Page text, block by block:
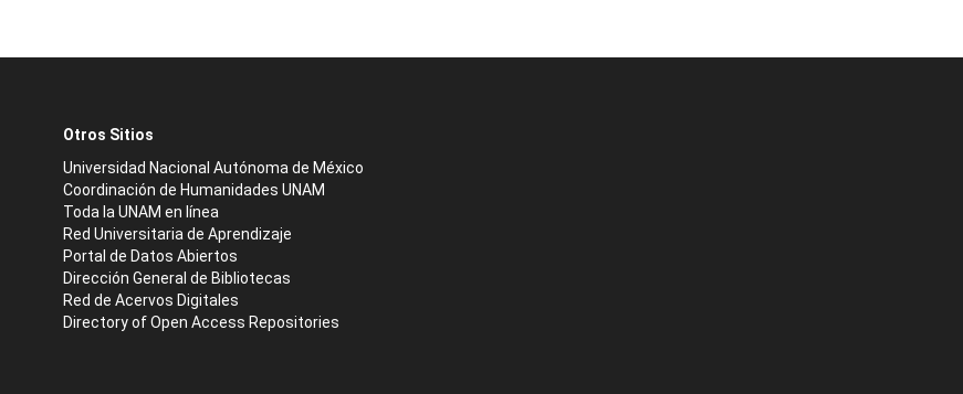
Otros Sitios
Universidad Nacional Autónoma de México
Coordinación de Humanidades UNAM
Toda la UNAM en línea
Red Universitaria de Aprendizaje
Portal de Datos Abiertos
Dirección General de Bibliotecas
Red de Acervos Digitales
Directory of Open Access Repositories